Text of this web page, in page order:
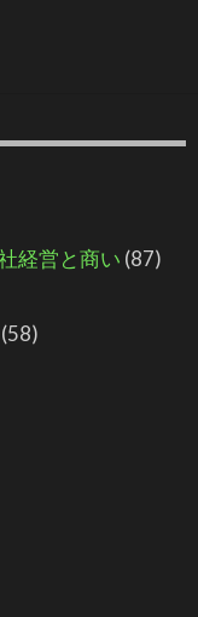
経営と商い (87)
(58)